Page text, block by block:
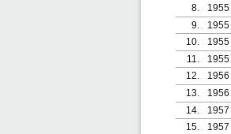
8.
1955
9.
1955
10.
1955
11.
1955
12.
1956
13.
1956
14.
1957
15.
1957